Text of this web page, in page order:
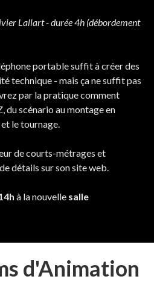
Lallart - durée 4h (débordement
portable suffit à créer des
technique - mais ça ne suffit pas
par la pratique comment
du scénario au montage en
le tournage.
de courts-métrages et
détails sur son site web.
à la nouvelle salle
d'Animation